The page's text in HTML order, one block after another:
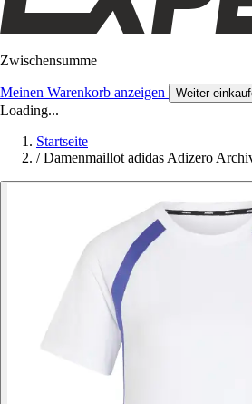
Zwischensumme
Meinen Warenkorb anzeigen Weiter
Loading...
Startseite
/ Damenmaillot adidas Adizero